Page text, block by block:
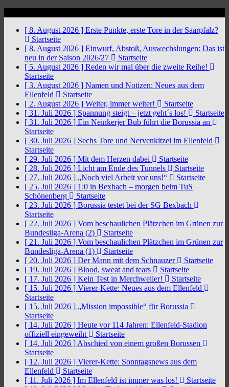
[ 8. August 2026 ] Erste Punkte, erste Tore in der Saarpfalz?
Startseite
[ 8. August 2026 ] Einwurf, Abstoß, Auswechslungen: Das ist
neu in der Saison 2026/27
Startseite
[ 5. August 2026 ] Reden wir mal über die zweite Reihe!
Startseite
[ 3. August 2026 ] Namen und Notizen: Neues aus dem
Ellenfeld
Startseite
[ 2. August 2026 ] Weiter, immer weiter!
Startseite
[ 31. Juli 2026 ] Spannung steigt – jetzt geht´s los!
Startseite
[ 31. Juli 2026 ] Ein Neinkerjer Bub führt die Borussia an
Startseite
[ 30. Juli 2026 ] Sechs Tore und Nervenkitzel im Ellenfeld
Startseite
[ 29. Juli 2026 ] Mit dem Herzen dabei
Startseite
[ 28. Juli 2026 ] Licht am Ende des Tunnels
Startseite
[ 27. Juli 2026 ] „Noch viel Arbeit vor uns!“
Startseite
[ 25. Juli 2026 ] 1:0 in Bexbach – morgen beim TuS
Schönenberg
Startseite
[ 23. Juli 2026 ] Borussia testet bei der SG Bexbach
Startseite
[ 22. Juli 2026 ] Vom beschaulichen Plätzchen im Grünen zur
Bundesliga-Arena (2)
Startseite
[ 21. Juli 2026 ] Vom beschaulichen Plätzchen im Grünen zur
Bundesliga-Arena (1)
Startseite
[ 20. Juli 2026 ] Der Mann mit dem Schnauzer
Startseite
[ 19. Juli 2026 ] Blood, sweat and tears
Startseite
[ 17. Juli 2026 ] Kein Test in Merchweiler!
Startseite
[ 15. Juli 2026 ] Vierer-Kette: Neues aus dem Ellenfeld
Startseite
[ 15. Juli 2026 ] „Mission impossible“ für Borussia
Startseite
[ 14. Juli 2026 ] Heute vor 114 Jahren: Ellenfeld-Stadion
offiziell eingeweiht
Startseite
[ 14. Juli 2026 ] Abschied von einem großen Borussen
Startseite
[ 12. Juli 2026 ] Vierer-Kette: Sonntagsnews aus dem
Ellenfeld
Startseite
[ 11. Juli 2026 ] Im Ellenfeld ist immer was los!
Startseite